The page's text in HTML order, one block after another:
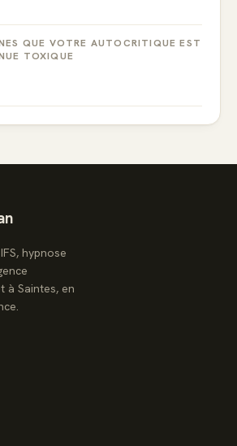
QUE VOTRE AUTOCRITIQUE EST
TOXIQUE
hypnose
à Saintes, en